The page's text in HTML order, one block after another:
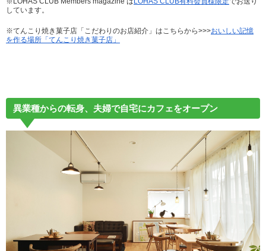
しています。
※てんこり焼き菓子店「こだわりのお店紹介」はこちらから>>>おいしい記憶
を作る場所「てんこり焼き菓子店」
異業種からの転身、夫婦で自宅にカフェをオープン